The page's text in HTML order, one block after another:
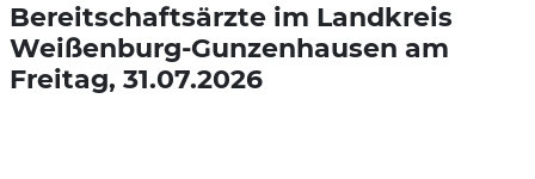
Bereitschaftsärzte im Landkreis
Weißenburg-Gunzenhausen am
Freitag, 31.07.2026